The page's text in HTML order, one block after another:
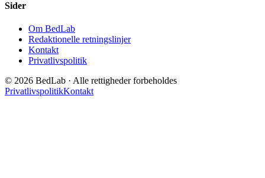
Sider
Om BedLab
Redaktionelle retningslinjer
Kontakt
Privatlivspolitik
© 2026 BedLab · Alle rettigheder forbeholdes
PrivatlivspolitikKontakt